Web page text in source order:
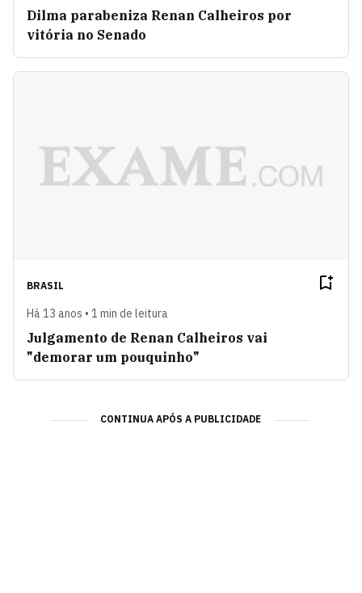
Dilma parabeniza Renan Calheiros por
vitória no Senado
BRASIL
Há 13 anos • 1 min de leitura
Julgamento de Renan Calheiros vai
"demorar um pouquinho"
CONTINUA APÓS A PUBLICIDADE